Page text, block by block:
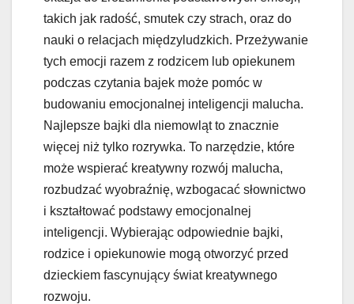
takich jak radość, smutek czy strach, oraz do
nauki o relacjach międzyludzkich. Przeżywanie
tych emocji razem z rodzicem lub opiekunem
podczas czytania bajek może pomóc w
budowaniu emocjonalnej inteligencji malucha.
Najlepsze bajki dla niemowląt to znacznie
więcej niż tylko rozrywka. To narzędzie, które
może wspierać kreatywny rozwój malucha,
rozbudzać wyobraźnię, wzbogacać słownictwo
i kształtować podstawy emocjonalnej
inteligencji. Wybierając odpowiednie bajki,
rodzice i opiekunowie mogą otworzyć przed
dzieckiem fascynujący świat kreatywnego
rozwoju.